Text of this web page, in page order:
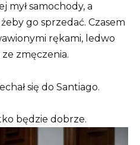
mył samochody, a
go sprzedać. Czasem
rękami, ledwo
zmęczenia.
się do Santiago.
będzie dobrze.